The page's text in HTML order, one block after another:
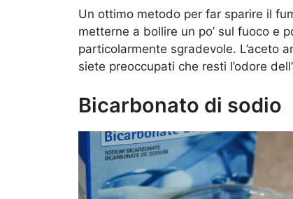
Un ottimo metodo per far sparire il
metterne a bollire un po’ sul fuoco e
particolarmente sgradevole. L’aceto
siete preoccupati che resti l’odore
Bicarbonato di sodio